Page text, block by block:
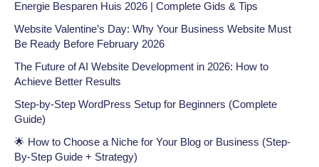
Energie Besparen Huis 2026 | Complete Gids & Tips
Website Valentine’s Day: Why Your Business Website Must
Be Ready Before February 2026
The Future of AI Website Development in 2026: How to
Achieve Better Results
Step-by-Step WordPress Setup for Beginners (Complete
Guide)
🌟 How to Choose a Niche for Your Blog or Business (Step-
By-Step Guide + Strategy)